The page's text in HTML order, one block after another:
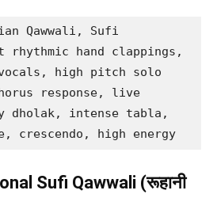
Qawwali, Sufi
hand clappings,
high pitch solo
response, live
dholak, intense tabla,
crescendo, high energy
Sufi Qawwali (रूहानी